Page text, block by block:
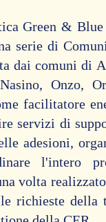
Green &
serie di
dai comuni di
Onzo,
facilitatore
servizi di
adesioni,
l'intero
volta
le richieste